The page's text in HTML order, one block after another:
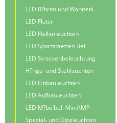
LED R?hren und Wannenl.
LED Fluter
LED Hallenleuchten
LED Sportstaetten Bel.
LED Strassenbeleuchtung
H?nge- und Stehleuchten
LED Einbauleuchten
LED Aufbauleuchten
LED M?belbel. MiniAMP
Spezial- und Gipsleuchten